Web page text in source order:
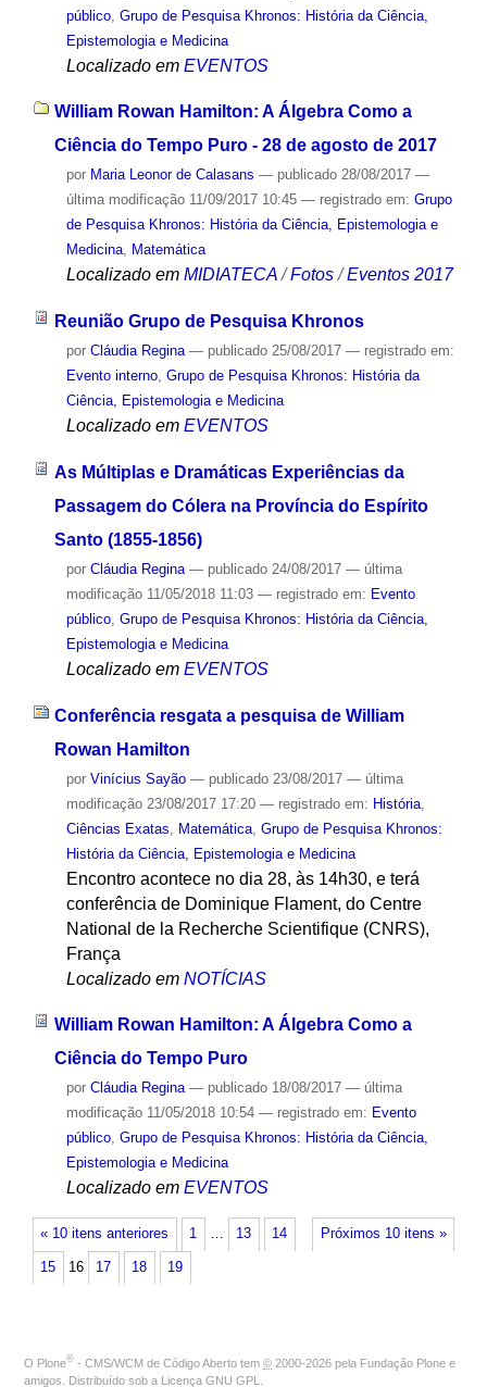
público, Grupo de Pesquisa Khronos: História da Ciência,
Epistemologia e Medicina
Localizado em EVENTOS
William Rowan Hamilton: A Álgebra Como a
Ciência do Tempo Puro - 28 de agosto de 2017
por Maria Leonor de Calasans — publicado28/08/2017 —
última modificação11/09/2017 10:45 — registrado em: Grupo
de Pesquisa Khronos: História da Ciência, Epistemologia e
Medicina, Matemática
Localizado em MIDIATECA /Fotos /Eventos 2017
Reunião Grupo de Pesquisa Khronos
por Cláudia Regina — publicado25/08/2017 — registrado em:
Evento interno, Grupo de Pesquisa Khronos: História da
Ciência, Epistemologia e Medicina
Localizado em EVENTOS
As Múltiplas e Dramáticas Experiências da
Passagem do Cólera na Província do Espírito
Santo (1855-1856)
por Cláudia Regina — publicado24/08/2017 — última
modificação11/05/2018 11:03 — registrado em: Evento
público, Grupo de Pesquisa Khronos: História da Ciência,
Epistemologia e Medicina
Localizado em EVENTOS
Conferência resgata a pesquisa de William
Rowan Hamilton
por Vinícius Sayão — publicado23/08/2017 — última
modificação23/08/2017 17:20 — registrado em: História,
Ciências Exatas
Matemática, Grupo de Pesquisa Khronos:
História da Ciência, Epistemologia e Medicina
Encontro acontece no dia 28, às 14h30, e terá
conferência de Dominique Flament, do Centre
National de la Recherche Scientifique (CNRS),
França
Localizado em NOTÍCIAS
William Rowan Hamilton: A Álgebra Como a
Ciência do Tempo Puro
por Cláudia Regina — publicado18/08/2017 — última
modificação11/05/2018 10:54 — registrado em: Evento
público, Grupo de Pesquisa Khronos: História da Ciência,
Epistemologia e Medicina
Localizado em EVENTOS
« 10 itens anteriores Próximos 10 itens »
1 … 13 14
15 16 17 18 19
O Plone® - CMS/WCM de Código Aberto tem © 2000-2026 pela Fundação Plone e
amigos. Distribuído sob a Licença GNU GPL